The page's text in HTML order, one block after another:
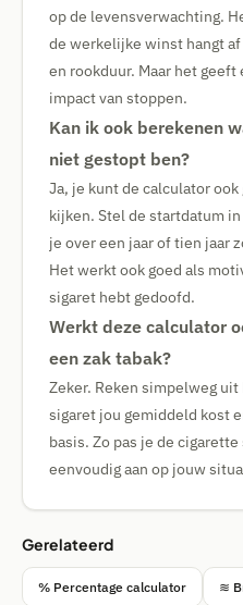
op de levensverwachting.
de werkelijke winst hangt
en rookduur. Maar het
impact van stoppen.
Kan ik ook berekenen
niet gestopt ben?
Ja, je kunt de calculator
kijken. Stel de startdatum
je over een jaar of tien jaar
Het werkt ook goed als
sigaret hebt gedoofd.
Werkt deze calculator
een zak tabak?
Zeker. Reken simpelweg
sigaret jou gemiddeld kost
basis. Zo pas je de
eenvoudig aan op jouw
Gerelateerd
% Percentage calculator ≋